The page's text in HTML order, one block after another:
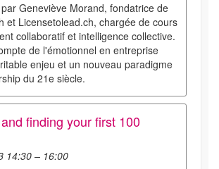
Geneviève Morand, fondatrice de
et Licensetolead.ch, chargée de cours
collaboratif et intelligence collective.
de l'émotionnel en entreprise
enjeu et un nouveau paradigme
du 21e siècle.
finding your first 100
14:30 – 16:00